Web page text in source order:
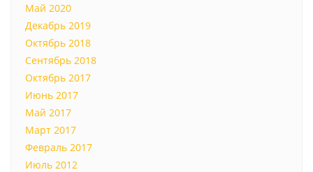
Май 2020
Декабрь 2019
Октябрь 2018
Сентябрь 2018
Октябрь 2017
Июнь 2017
Май 2017
Март 2017
Февраль 2017
Июль 2012